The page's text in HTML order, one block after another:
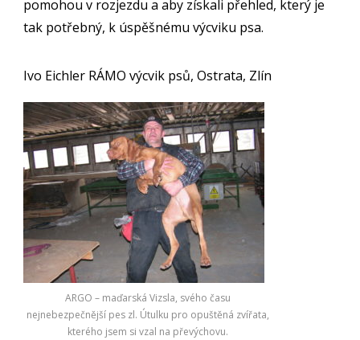
pomohou v rozjezdu a aby získali přehled, který je
tak potřebný, k úspěšnému výcviku psa.
Ivo Eichler RÁMO výcvik psů, Ostrata, Zlín
ARGO – maďarská Vizsla, svého času
nejnebezpečnější pes zl. Útulku pro opuštěná zvířata,
kterého jsem si vzal na převýchovu.